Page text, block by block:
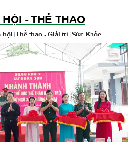
- THỂ THAO
hội |Thể thao - Giải trí|Sức Khỏe